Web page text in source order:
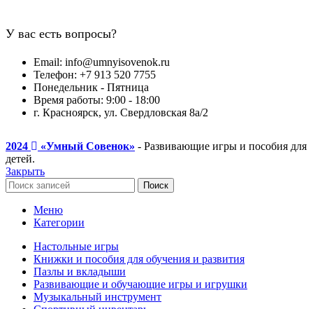
У вас есть вопросы?
Email: info@umnyisovenok.ru
Телефон: +7 913 520 7755
Понедельник - Пятница
Время работы: 9:00 - 18:00
г. Красноярск, ул. Свердловская 8а/2
2024 «Умный Совенок» - Развивающие игры и пособия для
детей.
Закрыть
Поиск
Меню
Категории
Настольные игры
Книжки и пособия для обучения и развития
Пазлы и вкладыши
Развивающие и обучающие игры и игрушки
Музыкальный инструмент